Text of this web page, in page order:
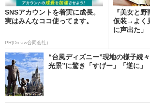
SNSアカウントを着実に成長。
実はみんなココ使ってます。
PR(Dreaw合同会社)
『美女と
仮装→よく
に声出た
“台風ディズニー”現地の様子続
光景”に驚き「すげー」「逆に」